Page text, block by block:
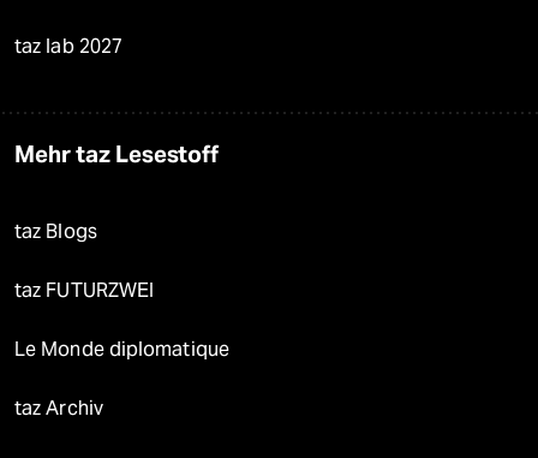
taz lab 2027
Mehr taz Lesestoff
taz Blogs
taz FUTURZWEI
Le Monde diplomatique
taz Archiv